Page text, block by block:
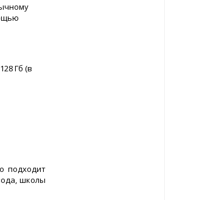
Гб (в
подходит
школы